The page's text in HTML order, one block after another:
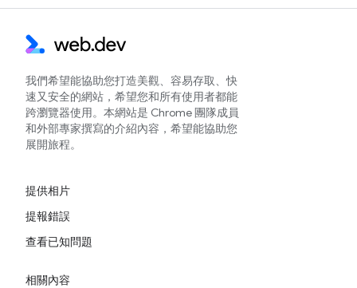
我們希望能協助您打造美觀、容易存取、快
速又安全的網站，希望您和所有使用者都能
跨瀏覽器使用。本網站是 Chrome 團隊成員
和外部專家撰寫的介紹內容，希望能協助您
展開旅程。
提供相片
提報錯誤
查看已知問題
相關內容